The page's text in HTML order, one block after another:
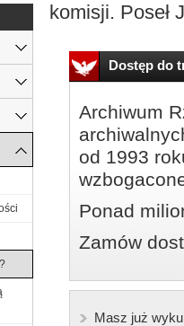
komisji. Poseł
Dostęp do
Archiwum
od 1993
Ponad
Zamów
Masz już